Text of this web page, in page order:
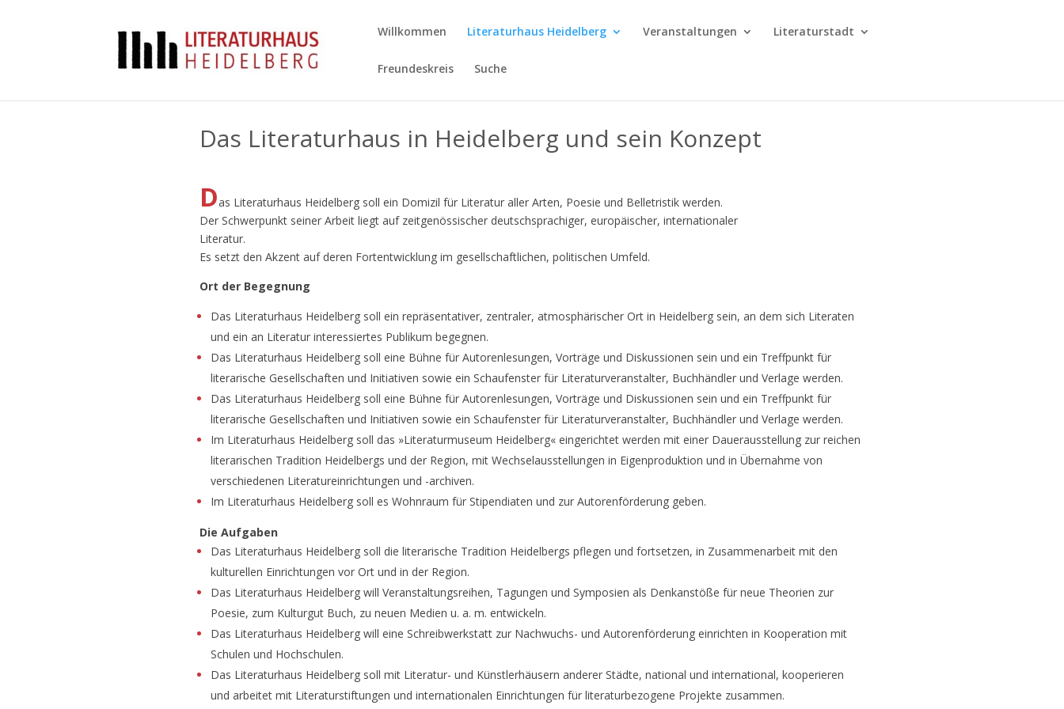
Willkommen Literaturhaus Heidelberg Veranstaltungen Literaturstadt
Freundeskreis Suche
Das Literaturhaus in Heidelberg und sein Konzept
Das Literaturhaus Heidelberg soll ein Domizil für Literatur aller Arten, Poesie und Belletristik werden.
Der Schwerpunkt seiner Arbeit liegt auf zeitgenössischer deutschsprachiger, europäischer, internationaler
Literatur.
Es setzt den Akzent auf deren Fortentwicklung im gesellschaftlichen, politischen Umfeld.
Ort der Begegnung
Das Literaturhaus Heidelberg soll ein repräsentativer, zentraler, atmosphärischer Ort in Heidelberg sein, an dem sich Literaten
und ein an Literatur interessiertes Publikum begegnen.
Das Literaturhaus Heidelberg soll eine Bühne für Autorenlesungen, Vorträge und Diskussionen sein und ein Treffpunkt für
literarische Gesellschaften und Initiativen sowie ein Schaufenster für Literaturveranstalter, Buchhändler und Verlage werden.
Das Literaturhaus Heidelberg soll eine Bühne für Autorenlesungen, Vorträge und Diskussionen sein und ein Treffpunkt für
literarische Gesellschaften und Initiativen sowie ein Schaufenster für Literaturveranstalter, Buchhändler und Verlage werden.
Im Literaturhaus Heidelberg soll das »Literaturmuseum Heidelberg« eingerichtet werden mit einer Dauerausstellung zur reichen
literarischen Tradition Heidelbergs und der Region, mit Wechselausstellungen in Eigenproduktion und in Übernahme von
verschiedenen Literatureinrichtungen und -archiven.
Im Literaturhaus Heidelberg soll es Wohnraum für Stipendiaten und zur Autorenförderung geben.
Die Aufgaben
Das Literaturhaus Heidelberg soll die literarische Tradition Heidelbergs pflegen und fortsetzen, in Zusammenarbeit mit den
kulturellen Einrichtungen vor Ort und in der Region.
Das Literaturhaus Heidelberg will Veranstaltungsreihen, Tagungen und Symposien als Denkanstöße für neue Theorien zur
Poesie, zum Kulturgut Buch, zu neuen Medien u. a. m. entwickeln.
Das Literaturhaus Heidelberg will eine Schreibwerkstatt zur Nachwuchs- und Autorenförderung einrichten in Kooperation mit
Schulen und Hochschulen.
Das Literaturhaus Heidelberg soll mit Literatur- und Künstlerhäusern anderer Städte, national und international, kooperieren
und arbeitet mit Literaturstiftungen und internationalen Einrichtungen für literaturbezogene Projekte zusammen.